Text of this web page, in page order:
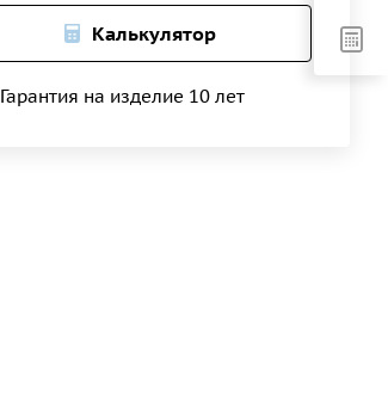
Калькулятор
Гарантия на изделие 10 лет